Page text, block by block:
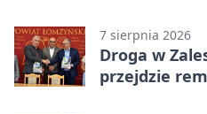
7 sierpnia 2026
Droga w
przejdzie